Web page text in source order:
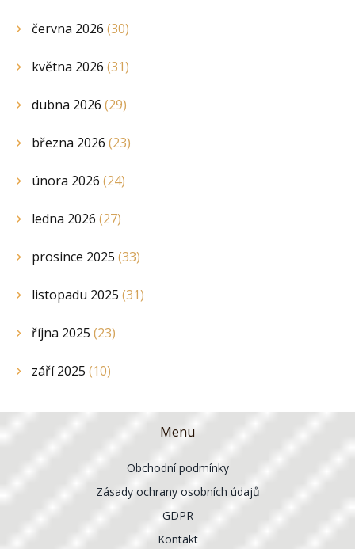
června 2026 (30)
května 2026 (31)
dubna 2026 (29)
března 2026 (23)
února 2026 (24)
ledna 2026 (27)
prosince 2025 (33)
listopadu 2025 (31)
října 2025 (23)
září 2025 (10)
Menu
Obchodní podmínky
Zásady ochrany osobních údajů
GDPR
Kontakt